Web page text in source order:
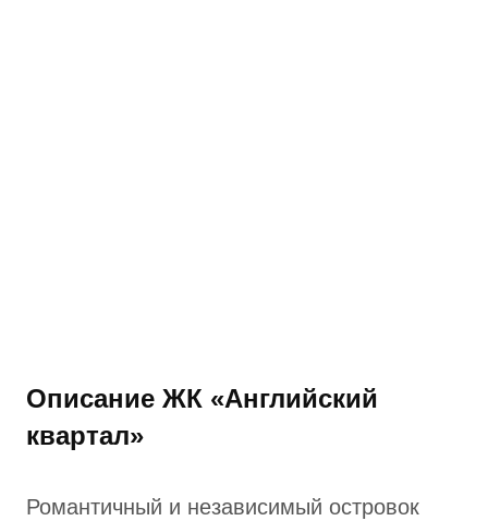
Описание ЖК «Английский
квартал»
Романтичный и независимый островок